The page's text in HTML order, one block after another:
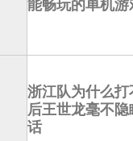
能畅玩的单机游
浙江队为什么
后王世龙毫不
话